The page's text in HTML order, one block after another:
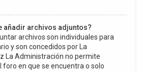
añadir archivos adjuntos?
archivos son individuales para
y son concedidos por La
La Administración no permite
foro en que se encuentra o solo